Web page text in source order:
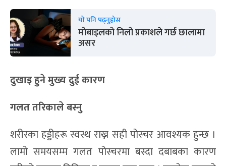
यो पनि पढ्नुहोस
मोबाइलको निलो प्रकाशले गर्छ छालामा
असर
दुखाइ हुने मुख्य दुई कारण
गलत तरिकाले बस्नु
शरीरका हड्डीहरू स्वस्थ राख्न सही पोस्चर आवश्यक हुन्छ ।
लामो समयसम्म गलत पोस्चरमा बस्दा दबाबका कारण